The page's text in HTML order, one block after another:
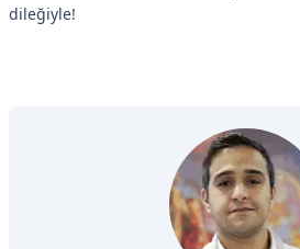
dileğiyle!